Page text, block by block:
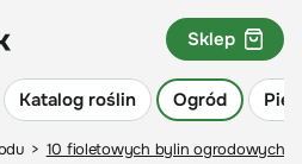
Katalog roślin Ogród
Sklep
> 10 fioletowych bylin ogrodowych,